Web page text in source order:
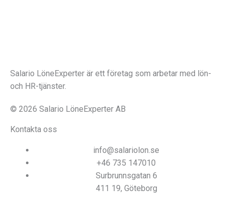
Salario LöneExperter är ett företag som arbetar med lön-
och HR-tjänster.
© 2026 Salario LöneExperter AB
Kontakta oss
info@salariolon.se
+46 735 147010
Surbrunnsgatan 6
411 19, Göteborg